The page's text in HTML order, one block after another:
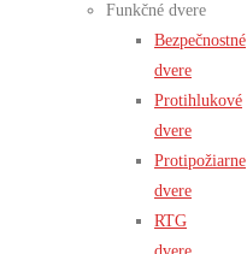
Funkčné dvere
Bezpečnostné
dvere
Protihlukové
dvere
Protipožiarne
dvere
RTG